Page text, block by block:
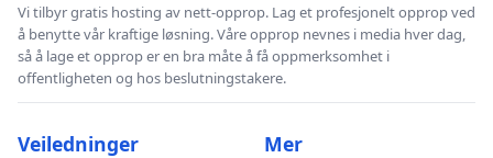
Vi tilbyr gratis hosting av nett-opprop. Lag et profesjonelt opprop ved
å benytte vår kraftige løsning. Våre opprop nevnes i media hver dag,
så å lage et opprop er en bra måte å få oppmerksomhet i
offentligheten og hos beslutningstakere.
Veiledninger Mer